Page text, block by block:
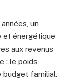
un
et énergétique
aux revenus
: le poids
budget familial.